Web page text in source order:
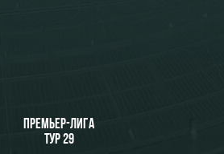
ПРЕМЬЕР-ЛИГА
ТУР 29